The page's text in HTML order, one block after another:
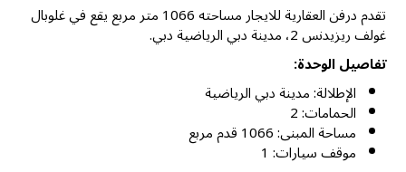
تقدم درفن العقارية للايجار مساحته 1066 متر مربع يقع في غلوبال
غولف ريزيدنس 2، مدينة دبي الرياضية دبي.
تفاصيل الوحدة:
الإطلالة: مدينة دبي الرياضية
الحمامات: 2
مساحة المبنى: 1066 قدم مربع
موقف سيارات: 1